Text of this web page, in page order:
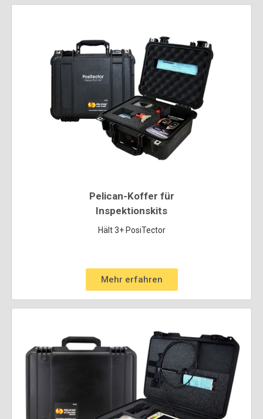
Pelican-Koffer für
Inspektionskits
Hält 3+ PosiTector
Mehr erfahren